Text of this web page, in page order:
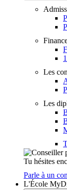
Les
Les
Tu hésites
Parle à un
L'École